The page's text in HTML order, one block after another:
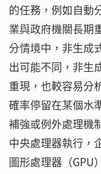
的任務，例如自動
業與政府機關長期
分情境中，非生成
出可能不同，非生
重現，也較容易分
確率停留在某個水
補強或例外處理機
中央處理器執行，
圖形處理器（GPU